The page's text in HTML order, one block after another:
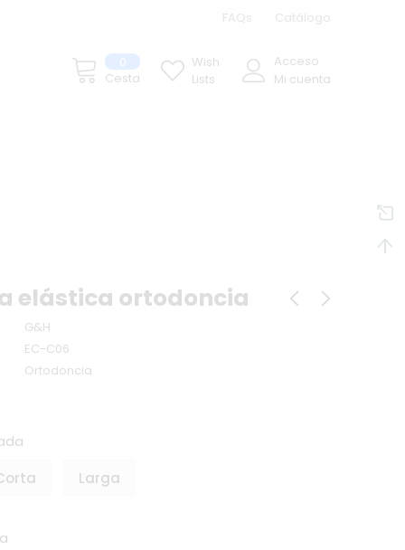
FAQs Catálogo
0
Cesta
Wish
Lists
Acceso
Mi cuenta
elástica ortodoncia
G&H
EC-C06
Ortodoncia
Larga